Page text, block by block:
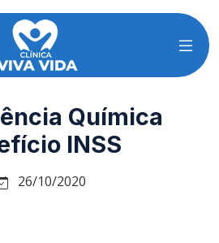
Química
INSS
26/10/2020